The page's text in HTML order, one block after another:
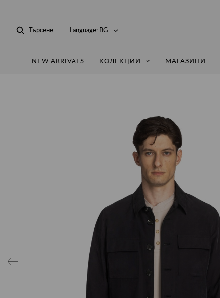
Търсене Language: BG
NEW ARRIVALS КОЛЕКЦИИ МАГАЗИНИ